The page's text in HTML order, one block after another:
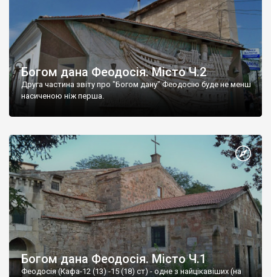
Богом дана Феодосія. Місто Ч.2
Друга частина звіту про "Богом дану" Феодосію буде не менш
насиченою ніж перша.
Богом дана Феодосія. Місто Ч.1
Феодосія (Кафа-12 (13) -15 (18) ст) - одне з найцікавіших (на